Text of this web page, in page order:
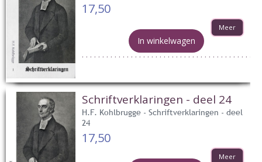
17,50
Meer
In winkelwagen
Schriftverklaringen - deel 24
H.F. Kohlbrugge - Schriftverklaringen - deel
24
17,50
Meer